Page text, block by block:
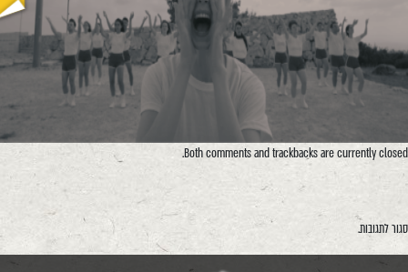
Both comments and trackbacks are currently closed.
סגור לתגובות.